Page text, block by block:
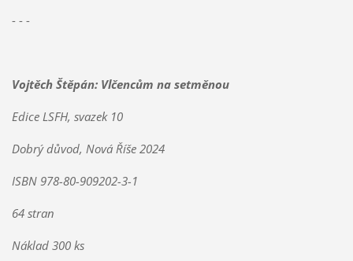
- - -
Vojtěch Štěpán: Vlčencům na setměnou
Edice LSFH, svazek 10
Dobrý důvod, Nová Říše 2024
ISBN 978-80-909202-3-1
64 stran
Náklad 300 ks